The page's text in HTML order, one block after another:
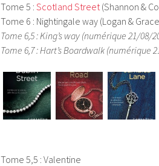
Tome 5 : Scotland Street(Shannon &
Tome 6 : Nightingale way (Logan &
Tome 6,5 : King’s way (numérique 21/08/
Tome 6,7 : Hart’s Boardwalk (numérique
Tome 5,5 : Valentine